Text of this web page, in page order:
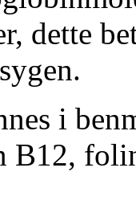
dette
i